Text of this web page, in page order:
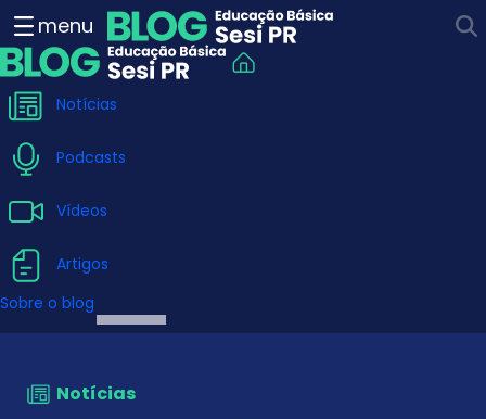
Conheça as equipes
menu
Notícias
Podcasts
Vídeos
Artigos
Sobre o blog
Notícias